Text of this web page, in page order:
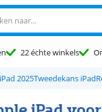
22 échte winkels
iPad 2025Tweedekans iPad